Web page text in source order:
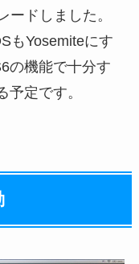
ードしました。
もYosemiteにす
の機能で十分す
定です。